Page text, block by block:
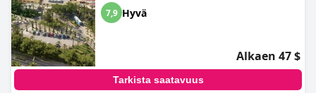
7,9 Hyvä
Alkaen 47 $
Tarkista saatavuus